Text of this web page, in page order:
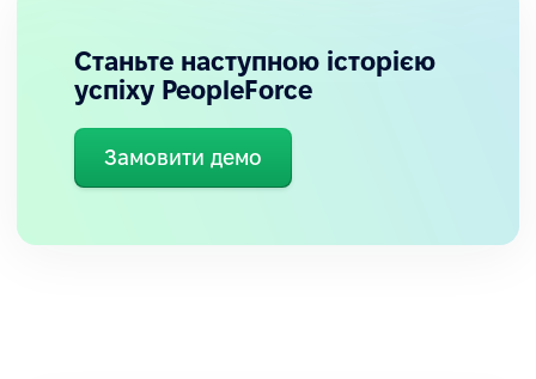
Станьте наступною історією
успіху PeopleForce
Замовити демо